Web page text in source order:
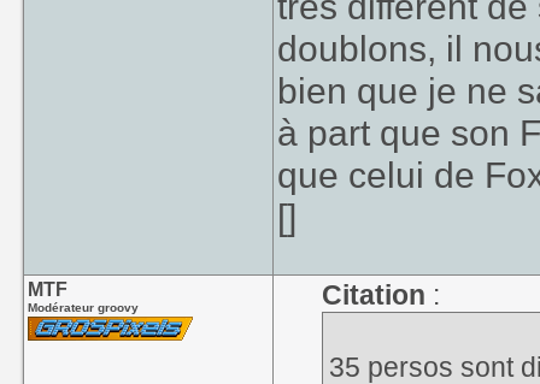
doublons, il
bien que je ne
à part que son
que celui de
[]
MTF
Modérateur groovy Citation :
35 persos sont